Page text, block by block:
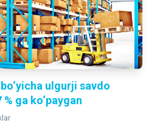
ulgurji savdo
ga ko‘paygan